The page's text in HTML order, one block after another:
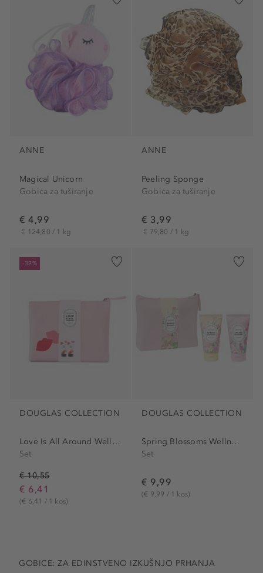
ANNE
Magical Unicorn
Gobica za tuširanje
€ 4,99
€ 124,80 / 1 kg
ANNE
Peeling Sponge
Gobica za tuširanje
€ 3,99
€ 79,80 / 1 kg
-39%
DOUGLAS COLLECTION
Love Is All Around Wellness...
Set
€ 10,55
€ 6,41
(€ 6,41 / 1 kos)
DOUGLAS COLLECTION
Spring Blossoms Wellness...
Set
€ 9,99
(€ 9,99 / 1 kos)
GOBICE: ZA EDINSTVENO IZKUŠNJO PRHANJA